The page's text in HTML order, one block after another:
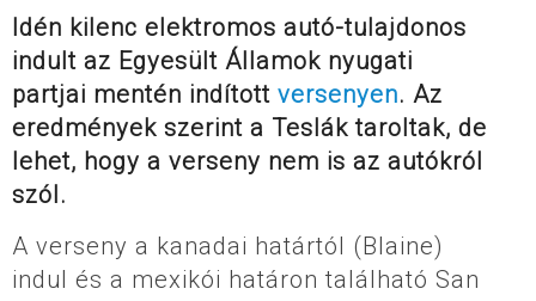
Idén kilenc elektromos autó-tulajdonos
indult az Egyesült Államok nyugati
partjai mentén indított versenyen. Az
eredmények szerint a Teslák taroltak, de
lehet, hogy a verseny nem is az autókról
szól.
A verseny a kanadai határtól (Blaine)
indul és a mexikói határon található San